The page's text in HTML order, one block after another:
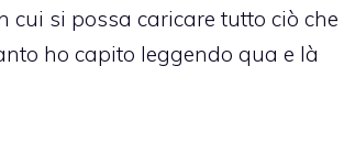
cui si possa caricare tutto ciò che
ho capito leggendo qua e là